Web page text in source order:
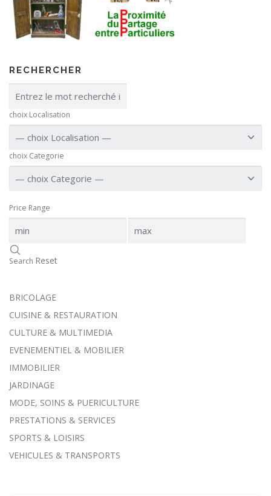
RECHERCHER
choix Localisation
choix Categorie
Price Range
Search Reset
BRICOLAGE
CUISINE & RESTAURATION
CULTURE & MULTIMEDIA
EVENEMENTIEL & MOBILIER
IMMOBILIER
JARDINAGE
MODE, SOINS & PUERICULTURE
PRESTATIONS & SERVICES
SPORTS & LOISIRS
VEHICULES & TRANSPORTS